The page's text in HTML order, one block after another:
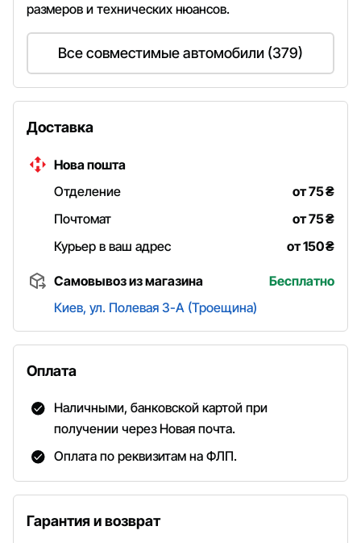
размеров и технических нюансов.
Все совместимые автомобили (379)
Доставка
Нова пошта
Отделение
от 75₴
Почтомат
от 75₴
Курьер в ваш адрес
от 150₴
Самовывоз из магазина
Бесплатно
Киев, ул. Полевая 3-А (Троещина)
Оплата
Наличными, банковской картой при
получении через Новая почта.
Оплата по реквизитам на ФЛП.
Гарантия и возврат